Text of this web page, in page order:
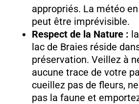
appropriés. La météo
peut être imprévisible.
Respect de la Nature :
lac de Braies réside
préservation. Veillez à
aucune trace de votre
cueillez pas de fleurs,
pas la faune et